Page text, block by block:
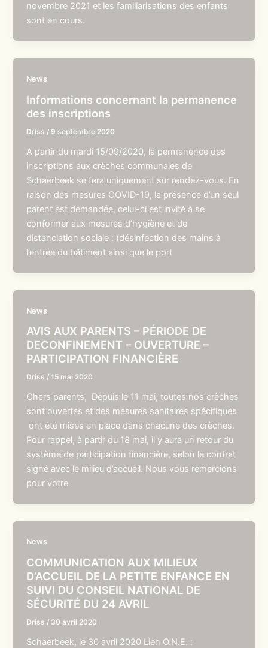
novembre 2021 et les familiarisations des enfants
sont en cours.
News
Informations concernant la permanence
des inscriptions
Driss / 9 septembre 2020
A partir du mardi 15/09/2020, la permanence des
inscriptions aux crèches communales de
Schaerbeek se fera uniquement sur rendez-vous. En
raison des mesures COVID-19, la présence d’un seul
parent est demandée, celui-ci est invité à se
conformer aux mesures d’hygiène et de
distanciation sociale : (désinfection des mains à
l’entrée du bâtiment ainsi que le port
News
AVIS AUX PARENTS – PÉRIODE DE
DECONFINEMENT – OUVERTURE –
PARTICIPATION FINANCIÈRE
Driss /15 mai 2020
Chers parents, Depuis le 11 mai, toutes nos crèches
sont ouvertes et des mesures sanitaires spécifiques
ont été mises en place dans chacune des crèches.
Pour rappel, à partir du 18 mai, il y aura un retour du
système de participation financière, selon le contrat
signé avec le milieu d’accueil. Nous vous remercions
pour votre
News
COMMUNICATION AUX MILIEUX
D’ACCUEIL DE LA PETITE ENFANCE EN
SUIVI DU CONSEIL NATIONAL DE
SÉCURITÉ DU 24 AVRIL
Driss / 30 avril 2020
Schaerbeek, le 30 avril 2020 Lien O.N.E. :